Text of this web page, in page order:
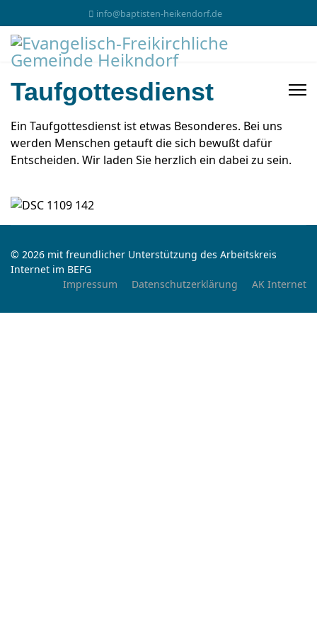
info@baptisten-heikendorf.de
Taufgottesdienst
Ein Taufgottesdienst ist etwas Besonderes. Bei uns
werden Menschen getauft die sich bewußt dafür
Entscheiden. Wir laden Sie herzlich ein dabei zu sein.
© 2026 mit freundlicher Unterstützung des Arbeitskreis
Internet im BEFG
Impressum
Datenschutzerklärung AK Internet